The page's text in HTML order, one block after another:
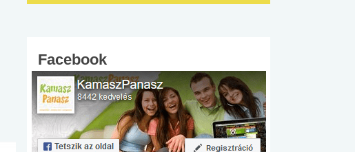
Facebook